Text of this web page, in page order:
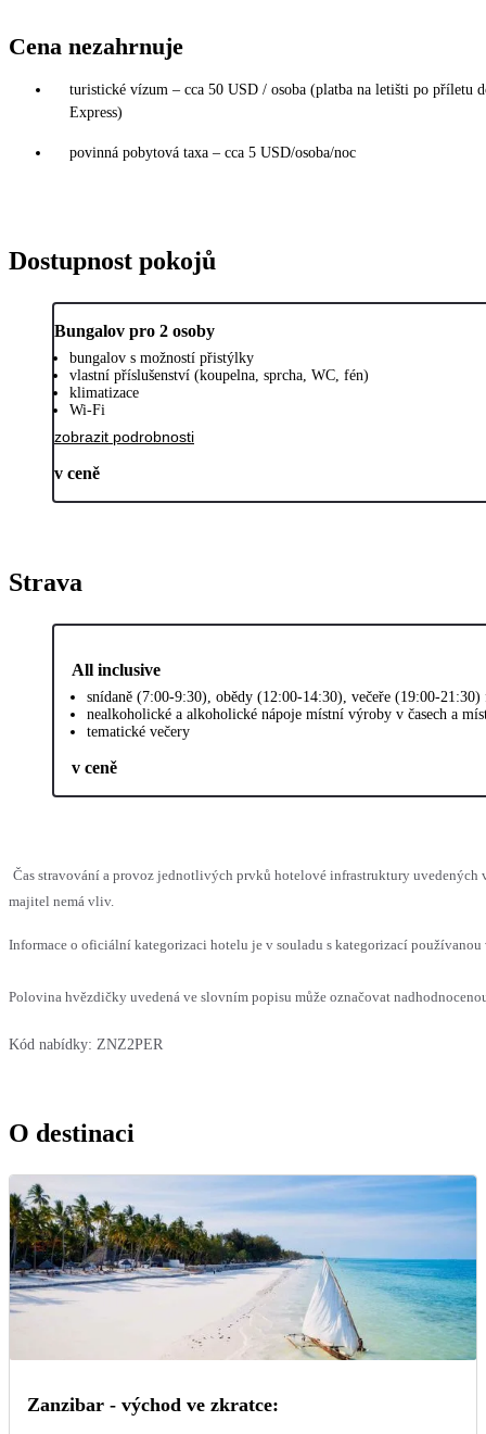
Cena nezahrnuje
turistické vízum – cca 50 USD / osoba (platba na letišti po příletu
Express)
povinná pobytová taxa – cca 5 USD/osoba/noc
Dostupnost pokojů
Bungalov pro 2 osoby
bungalov s možností přistýlky
vlastní příslušenství (koupelna, sprcha, WC, fén)
klimatizace
Wi-Fi
zobrazit podrobnosti
v ceně
Strava
All inclusive
snídaně (7:00-9:30), obědy (12:00-14:30), večeře (19:00-
nealkoholické a alkoholické nápoje místní výroby v časech a
tematické večery
v ceně
Čas stravování a provoz jednotlivých prvků hotelové infrastruktury uvedených
majitel nemá vliv.
Informace o oficiální kategorizaci hotelu je v souladu s kategorizací
Polovina hvězdičky uvedená ve slovním popisu může označovat
Kód nabídky: ZNZ2PER
O destinaci
Zanzibar - východ ve zkratce: